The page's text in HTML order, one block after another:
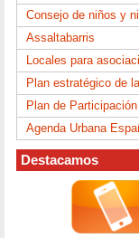
Consejo de niños y
Assaltabarris
Locales para
Plan estratégico de
Plan de
Agenda Urbana
Destacamos